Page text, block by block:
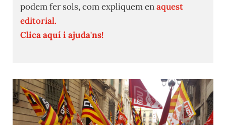
podem fer sols, com expliquem enaquest
editorial.
Clica aquí i ajuda'ns!